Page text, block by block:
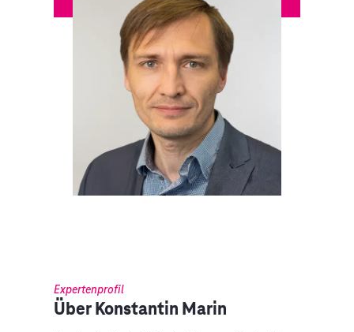
Expertenprofil
Über Konstantin Marin